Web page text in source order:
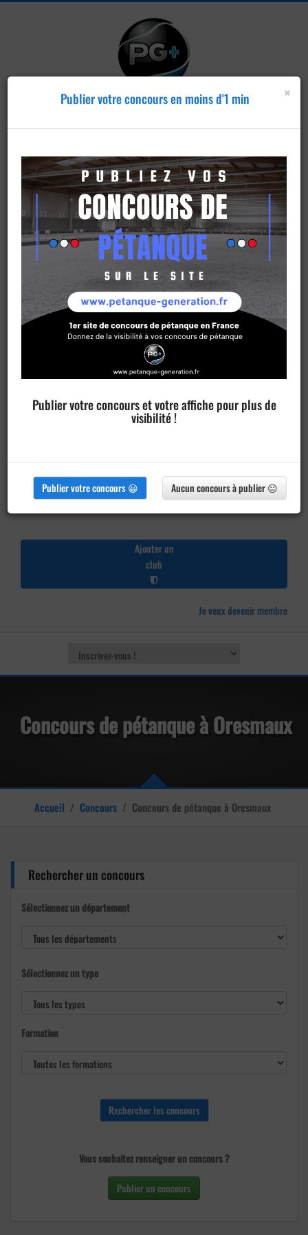
Publier un
concours
Ajouter un
club
Je veux devenir membre
Concours de pétanque à Oresmaux
Accueil / Concours / Concours de pétanque à Oresmaux
Rechercher un concours
Sélectionnez un département
Sélectionnez un type
Formation
Vous souhaitez renseigner un concours ?
Publier un concours
×
Publier votre concours en moins d'1 min
Publier votre concours et votre affiche pour plus de
visibilité !
Publier votre concours 😀 Aucun concours à publier 😐